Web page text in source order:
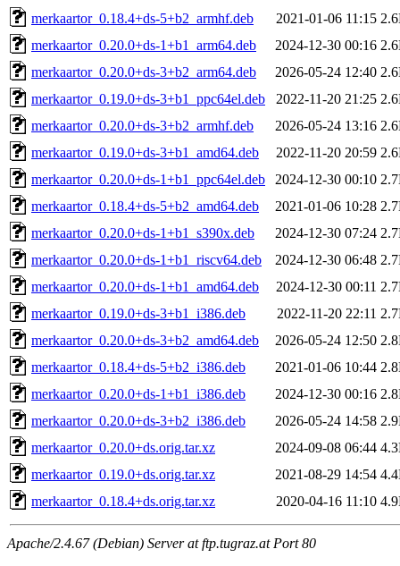
merkaartor_0.18.4+ds-5+b2_armhf.deb
2021-01-06 11:15
merkaartor_0.20.0+ds-1+b1_arm64.deb
2024-12-30 00:16
merkaartor_0.20.0+ds-3+b2_arm64.deb
2026-05-24 12:40
merkaartor_0.19.0+ds-3+b1_ppc64el.deb
2022-11-20 21:25
merkaartor_0.20.0+ds-3+b2_armhf.deb
2026-05-24 13:16
merkaartor_0.19.0+ds-3+b1_amd64.deb
2022-11-20 20:59
merkaartor_0.20.0+ds-1+b1_ppc64el.deb
2024-12-30 00:10
merkaartor_0.18.4+ds-5+b2_amd64.deb
2021-01-06 10:28
merkaartor_0.20.0+ds-1+b1_s390x.deb
2024-12-30 07:24
merkaartor_0.20.0+ds-1+b1_riscv64.deb
2024-12-30 06:48
merkaartor_0.20.0+ds-1+b1_amd64.deb
2024-12-30 00:11
merkaartor_0.19.0+ds-3+b1_i386.deb
2022-11-20 22:11
merkaartor_0.20.0+ds-3+b2_amd64.deb
2026-05-24 12:50
merkaartor_0.18.4+ds-5+b2_i386.deb
2021-01-06 10:44
merkaartor_0.20.0+ds-1+b1_i386.deb
2024-12-30 00:16
merkaartor_0.20.0+ds-3+b2_i386.deb
2026-05-24 14:58
merkaartor_0.20.0+ds.orig.tar.xz
2024-09-08 06:44
merkaartor_0.19.0+ds.orig.tar.xz
2021-08-29 14:54
merkaartor_0.18.4+ds.orig.tar.xz
2020-04-16 11:10
Apache/2.4.67 (Debian) Server at ftp.tugraz.at Port 80